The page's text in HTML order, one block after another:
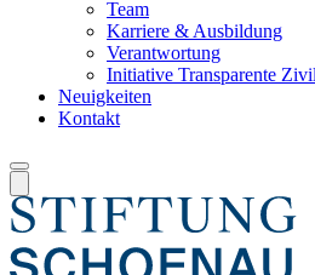
Team
Karriere & Ausbildung
Verantwortung
Initiative Transparente
Neuigkeiten
Kontakt